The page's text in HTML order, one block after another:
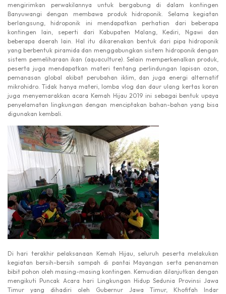
mengirimkan perwakilannya untuk bergabung di dalam kontingen
Banyuwangi dengan membawa produk hidroponik. Selama kegiatan
berlangsung, hidroponik ini mendapatkan perhatian dari beberapa
kontingen lain, seperti dari Kabupaten Malang, Kediri, Ngawi dan
beberapa daerah lain. Hal itu dikarenakan bentuk dari pipa hidroponik
yang berbentuk piramida dan menggabungkan sistem hidroponik dengan
sistem pemeliharaan ikan (aquaculture). Selain memperkenalkan produk,
peserta juga mendapatkan materi tentang perlindungan lapisan ozon,
pemanasan global akibat perubahan iklim, dan juga energi alternatif
mikrohidro. Tidak hanya materi, lomba vlog dan daur ulang kertas koran
juga menyemarakkan acara Kemah Hijau 2019 ini sebagai bentuk upaya
penyelamatan lingkungan dengan menciptakan bahan-bahan yang bisa
digunakan kembali.
Di hari terakhir pelaksanaan Kemah Hijau, seluruh peserta melakukan
kegiatan bersih-bersih sampah di pantai Mayangan serta penanaman
bibit pohon oleh masing-masing kontingen. Kemudian dilanjutkan dengan
mengikuti Puncak Acara hari Lingkungan Hidup Sedunia Provinsi Jawa
Timur yang dihadiri oleh Gubernur Jawa Timur, Khofifah Indar